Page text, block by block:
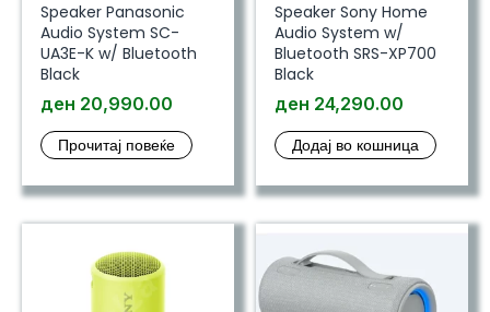
Speaker Panasonic
Audio System SC-
UA3E-K w/ Bluetooth
Black
ден 20,990.00
Прочитај повеќе
Speaker Sony Home
Audio System w/
Bluetooth SRS-XP700
Black
ден 24,290.00
Додај во кошница